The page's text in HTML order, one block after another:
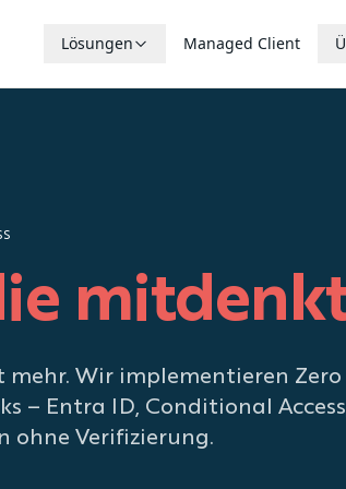
Lösungen Managed Client
Wir implementieren
– Entra ID, Conditional
ohne Verifizierung.